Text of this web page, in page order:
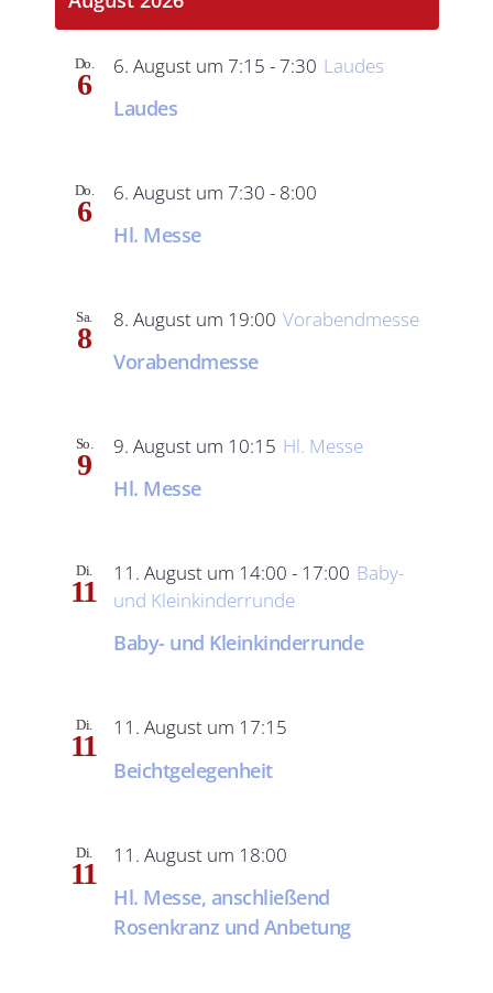
und
Do.
6
Laudes
6. August um 7:15 - 7:30 Laudes
Do.
6
Hl. Messe
6. August um 7:30 - 8:00
Sa.
8
Vorabendmesse
8. August um 19:00 Vorabendmesse
So.
9
Hl. Messe
9. August um 10:15 Hl. Messe
Di.
11
Baby- und Kleinkinderrunde
11. August um 14:00 - 17:00 Baby-
und Kleinkinderrunde
Di.
11
Beichtgelegenheit
11. August um 17:15
Di.
11
Hl. Messe, anschließend
Rosenkranz und Anbetung
11. August um 18:00